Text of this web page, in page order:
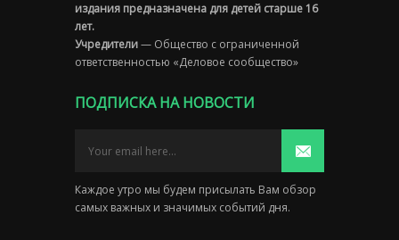
издания предназначена для детей старше 16
лет.
Учредители— Общество с ограниченной
ответственностью «Деловое сообщество»
ПОДПИСКА НА НОВОСТИ
Каждое утро мы будем присылать Вам обзор
самых важных и значимых событий дня.